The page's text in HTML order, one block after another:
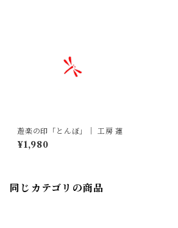
遊楽の印「とんぼ」｜ 工房 蓮
¥1,980
同じカテゴリの商品